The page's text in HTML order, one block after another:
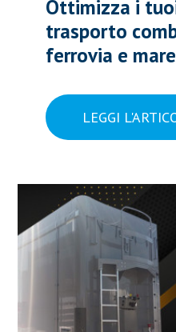
Ottimizza i
trasporto
ferrovia e mare
LEGGI